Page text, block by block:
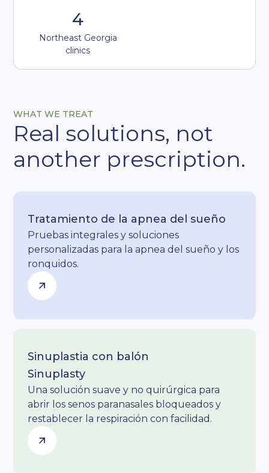
4
Northeast Georgia
clinics
WHAT WE TREAT
Real solutions, not
another prescription.
Tratamiento de la apnea del sueño
Pruebas integrales y soluciones
personalizadas para la apnea del sueño y los
ronquidos.
Sinuplastia con balón
Sinuplasty
Una solución suave y no quirúrgica para
abrir los senos paranasales bloqueados y
restablecer la respiración con facilidad.